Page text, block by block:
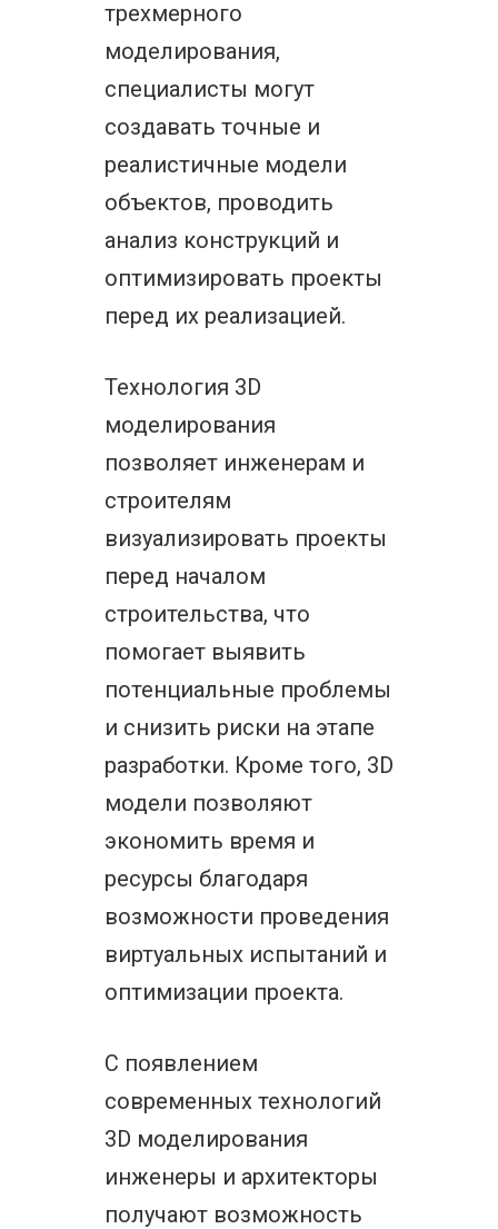
трехмерного
моделирования,
специалисты могут
создавать точные и
реалистичные модели
объектов, проводить
анализ конструкций и
оптимизировать проекты
перед их реализацией.
Технология 3D
моделирования
позволяет инженерам и
строителям
визуализировать проекты
перед началом
строительства, что
помогает выявить
потенциальные проблемы
и снизить риски на этапе
разработки. Кроме того, 3D
модели позволяют
экономить время и
ресурсы благодаря
возможности проведения
виртуальных испытаний и
оптимизации проекта.
С появлением
современных технологий
3D моделирования
инженеры и архитекторы
получают возможность